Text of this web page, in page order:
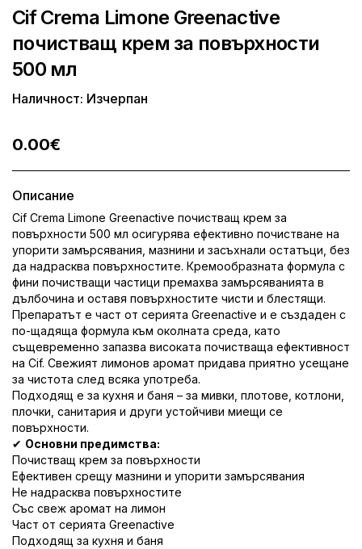
Cif Crema Limone Greenactive
почистващ крем за повърхности
500 мл
Наличност: Изчерпан
0.00€
Описание
Cif Crema Limone Greenactive почистващ крем за
повърхности 500 мл осигурява ефективно почистване на
упорити замърсявания, мазнини и засъхнали остатъци, без
да надрасква повърхностите. Кремообразната формула с
фини почистващи частици премахва замърсяванията в
дълбочина и оставя повърхностите чисти и блестящи.
Препаратът е част от серията Greenactive и е създаден с
по-щадяща формула към околната среда, като
същевременно запазва високата почистваща ефективност
на Cif. Свежият лимонов аромат придава приятно усещане
за чистота след всяка употреба.
Подходящ е за кухня и баня – за мивки, плотове, котлони,
плочки, санитария и други устойчиви миещи се
повърхности.
✔ Основни предимства:
Почистващ крем за повърхности
Ефективен срещу мазнини и упорити замърсявания
Не надрасква повърхностите
Със свеж аромат на лимон
Част от серията Greenactive
Подходящ за кухня и баня